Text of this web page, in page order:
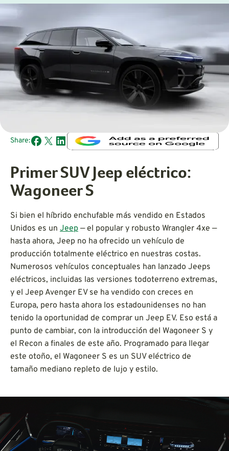
Share:
Primer SUV Jeep eléctrico:
Wagoneer S
Si bien el híbrido enchufable más vendido en Estados
Unidos es un Jeep — el popular y robusto Wrangler 4xe —
hasta ahora, Jeep no ha ofrecido un vehículo de
producción totalmente eléctrico en nuestras costas.
Numerosos vehículos conceptuales han lanzado Jeeps
eléctricos, incluidas las versiones todoterreno extremas,
y el Jeep Avenger EV se ha vendido con creces en
Europa, pero hasta ahora los estadounidenses no han
tenido la oportunidad de comprar un Jeep EV. Eso está a
punto de cambiar, con la introducción del Wagoneer S y
el Recon a finales de este año. Programado para llegar
este otoño, el Wagoneer S es un SUV eléctrico de
tamaño mediano repleto de lujo y estilo.